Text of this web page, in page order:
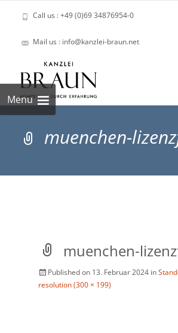
Call us : +49 (0)69 34876954-0
Mail us : info@kanzlei-braun.net
Menu
muenchen-
muenchen-
Published on 13. Februar 2024 in
resolution (300 × 199)